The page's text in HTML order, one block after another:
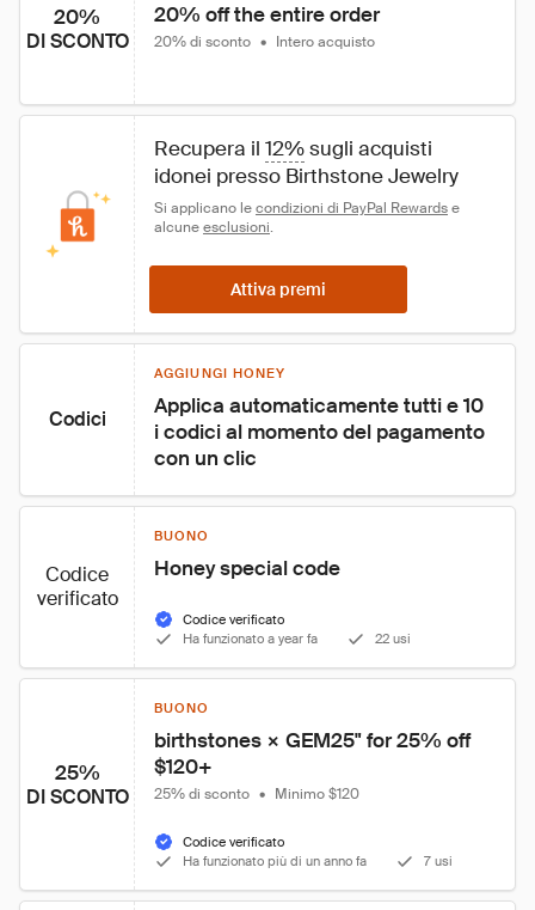
20%
DI SCONTO
20% off the entire order
20% di sconto • Intero acquisto
Recupera il 12% sugli acquisti
idonei presso Birthstone Jewelry
Si applicano le condizioni di PayPal Rewards e
alcune esclusioni.
Attiva premi
Codici
AGGIUNGI HONEY
Applica automaticamente tutti e 10
i codici al momento del pagamento
con un clic
Codice
verificato
BUONO
Honey special code
Codice verificato
Ha funzionato a year fa
22 usi
25%
DI SCONTO
BUONO
birthstones × GEM25" for 25% off
$120+
25% di sconto • Minimo $120
Codice verificato
Ha funzionato più di un anno fa
7 usi